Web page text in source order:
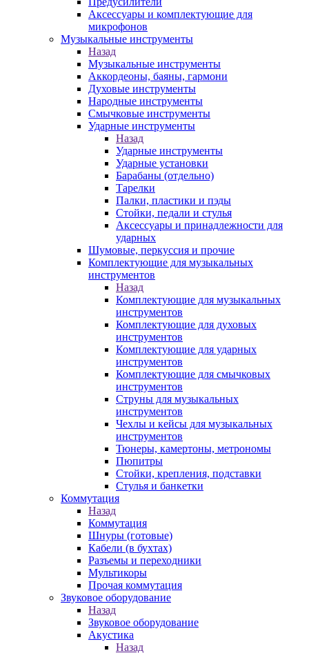
Аксессуары и комплектующие для
микрофонов
Музыкальные инструменты
Назад
Музыкальные инструменты
Аккордеоны, баяны, гармони
Духовые инструменты
Народные инструменты
Смычковые инструменты
Ударные инструменты
Назад
Ударные инструменты
Ударные установки
Барабаны (отдельно)
Тарелки
Палки, пластики и пэды
Стойки, педали и стулья
Аксессуары и принадлежности для
ударных
Шумовые, перкуссия и прочие
Комплектующие для музыкальных
инструментов
Назад
Комплектующие для музыкальных
инструментов
Комплектующие для духовых
инструментов
Комплектующие для ударных
инструментов
Комплектующие для смычковых
инструментов
Струны для музыкальных
инструментов
Чехлы и кейсы для музыкальных
инструментов
Тюнеры, камертоны, метрономы
Пюпитры
Стойки, крепления, подставки
Стулья и банкетки
Коммутация
Назад
Коммутация
Шнуры (готовые)
Кабели (в бухтах)
Разъемы и переходники
Мультикоры
Прочая коммутация
Звуковое оборудование
Назад
Звуковое оборудование
Акустика
Назад